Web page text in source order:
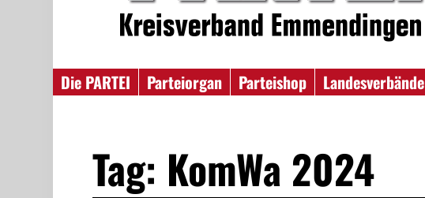
Die PARTEI Parteiorgan Parteishop Landesverbände
Tag: KomWa 2024